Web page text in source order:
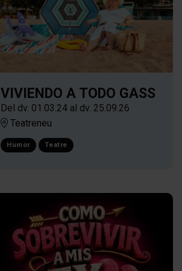
VIVIENDO A TODO GASS
Del dv. 01.03.24 al dv. 25.09.26
Teatreneu
Humor Teatre